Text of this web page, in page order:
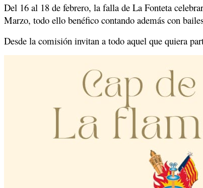
Del 16 al 18 de febrero, la falla de La Fonteta
Marzo, todo ello benéfico contando además con
Desde la comisión invitan a todo aquel que quiera